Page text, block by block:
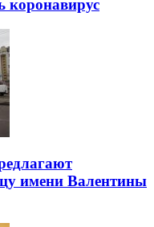
коронавирус
имени Валентины